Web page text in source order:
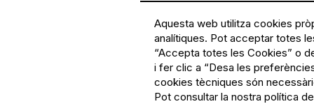
Aquesta web utilitza cookies
analítiques. Pot acceptar totes
“Accepta totes les Cookies” o
i fer clic a “Desa les
cookies tècniques són
Pot consultar la nostra política